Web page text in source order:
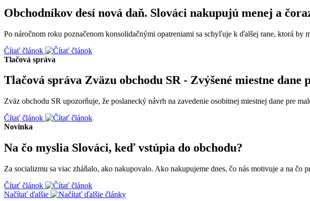
Obchodníkov desí nová daň. Slováci nakupujú menej a
Po náročnom roku poznačenom konsolidačnými opatreniami sa schyľuje k ďalšej rane, ktorá
Čítať článok
Tlačová správa
Tlačová správa Zväzu obchodu SR - Zvýšené miestne
Zväz obchodu SR upozorňuje, že poslanecký návrh na zavedenie osobitnej miestnej dane pre
Čítať článok
Novinka
Na čo myslia Slováci, keď vstúpia do obchodu?
Za socializmu sa viac zháňalo, ako nakupovalo. Ako nakupujeme dnes, čo nás motivuje a na
Čítať článok
Načítať ďalšie